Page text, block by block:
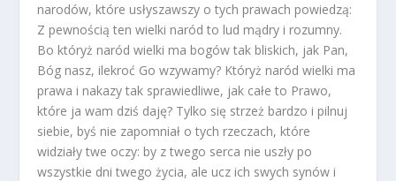
narodów, które usłyszawszy o tych prawach powiedzą:
Z pewnością ten wielki naród to lud mądry i rozumny.
Bo któryż naród wielki ma bogów tak bliskich, jak Pan,
Bóg nasz, ilekroć Go wzywamy? Któryż naród wielki ma
prawa i nakazy tak sprawiedliwe, jak całe to Prawo,
które ja wam dziś daję? Tylko się strzeż bardzo i pilnuj
siebie, byś nie zapomniał o tych rzeczach, które
widziały twe oczy: by z twego serca nie uszły po
wszystkie dni twego życia, ale ucz ich swych synów i